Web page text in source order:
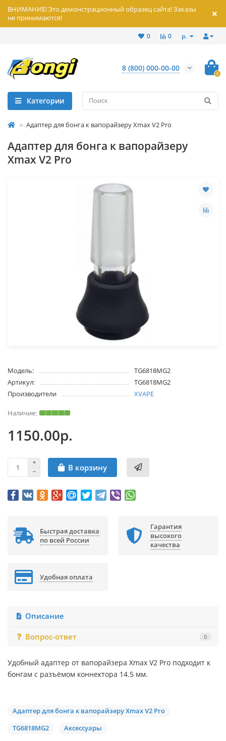
ВНИМАНИЕ! Это демонстрационный образец сайта! Заказы
не принимаются!
р.
0
0
8 (800) 000-00-00
0
Категории
Адаптер для бонга к вапорайзеру Xmax V2 Pro
Адаптер для бонга к вапорайзеру
Xmax V2 Pro
Модель:
TG6818MG2
Артикул:
TG6818MG2
Производители
XVAPE
1150.00р.
В корзину
Быстрая доставка
по всей России
Гарантия
высокого
качества
Удобная оплата
Описание
Вопрос-ответ
0
Удобный адаптер от вапорайзера Xmax V2 Pro подходит к
бонгам с разъёмом коннектора 14.5 мм.
Адаптер для бонга к вапорайзеру Xmax V2 Pro
TG6818MG2
Аксессуары